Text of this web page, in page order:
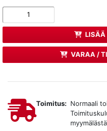
LISÄÄ
VARAA /
Toimitus: Normaali